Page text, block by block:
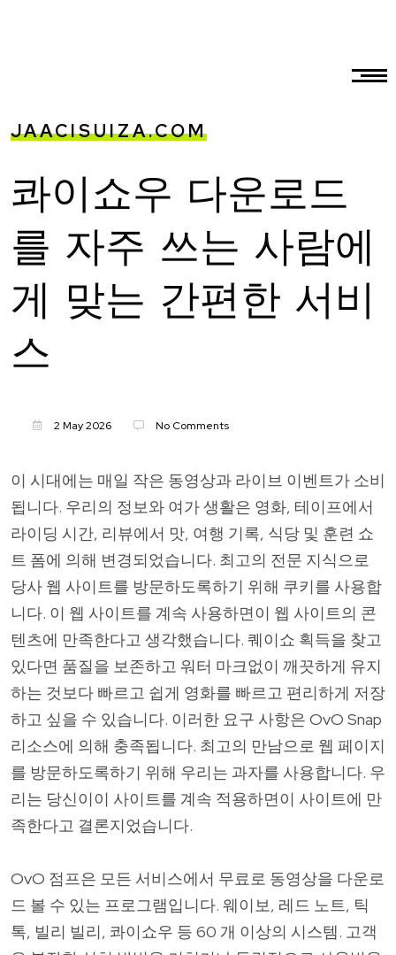
JAACISUIZA.COM
콰이쇼우 다운로드
를 자주 쓰는 사람에
게 맞는 간편한 서비
스
2 May 2026 No Comments
이 시대에는 매일 작은 동영상과 라이브 이벤트가 소비
됩니다. 우리의 정보와 여가 생활은 영화, 테이프에서
라이딩 시간, 리뷰에서 맛, 여행 기록, 식당 및 훈련 쇼
트 폼에 의해 변경되었습니다. 최고의 전문 지식으로
당사 웹 사이트를 방문하도록하기 위해 쿠키를 사용합
니다. 이 웹 사이트를 계속 사용하면이 웹 사이트의 콘
텐츠에 만족한다고 생각했습니다. 퀘이쇼 획득을 찾고
있다면 품질을 보존하고 워터 마크없이 깨끗하게 유지
하는 것보다 빠르고 쉽게 영화를 빠르고 편리하게 저장
하고 싶을 수 있습니다. 이러한 요구 사항은 OvO Snap
리소스에 의해 충족됩니다. 최고의 만남으로 웹 페이지
를 방문하도록하기 위해 우리는 과자를 사용합니다. 우
리는 당신이이 사이트를 계속 적용하면이 사이트에 만
족한다고 결론지었습니다.
OvO 점프은 모든 서비스에서 무료로 동영상을 다운로
드 볼 수 있는 프로그램입니다. 웨이보, 레드 노트, 틱
톡, 빌리 빌리, 콰이쇼우 등 60 개 이상의 시스템. 고객